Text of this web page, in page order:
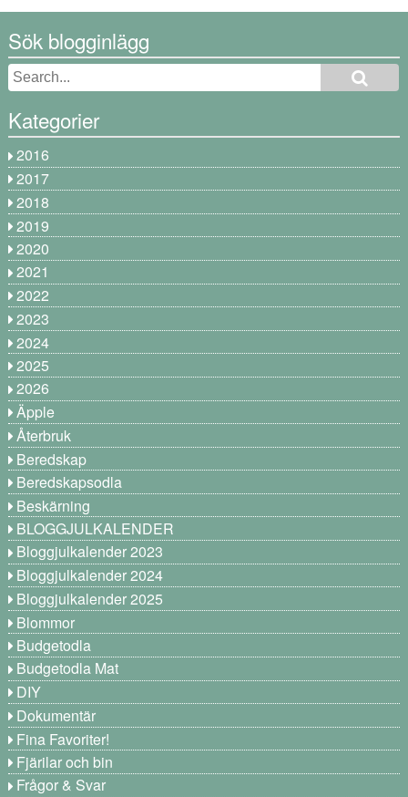
Sök blogginlägg
Kategorier
2016
2017
2018
2019
2020
2021
2022
2023
2024
2025
2026
Äpple
Återbruk
Beredskap
Beredskapsodla
Beskärning
BLOGGJULKALENDER
Bloggjulkalender 2023
Bloggjulkalender 2024
Bloggjulkalender 2025
Blommor
Budgetodla
Budgetodla Mat
DIY
Dokumentär
Fina Favoriter!
Fjärilar och bin
Frågor & Svar